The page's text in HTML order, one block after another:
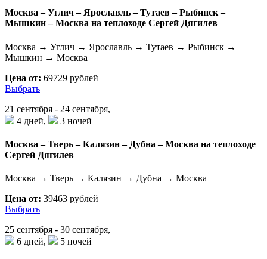
Москва – Углич – Ярославль – Тутаев – Рыбинск –
Мышкин – Москва на теплоходе Сергей Дягилев
Москва → Углич → Ярославль → Тутаев → Рыбинск →
Мышкин → Москва
Цена от: 69729 рублей
Выбрать
21 сентября - 24 сентября,
4 дней,
3 ночей
Москва – Тверь – Калязин – Дубна – Москва на теплоходе
Сергей Дягилев
Москва → Тверь → Калязин → Дубна → Москва
Цена от: 39463 рублей
Выбрать
25 сентября - 30 сентября,
6 дней,
5 ночей